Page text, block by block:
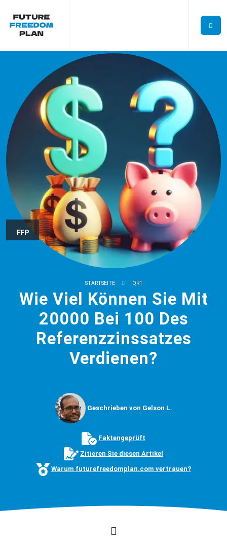
FFP
STARTSEITE QR1
Wie Viel Können Sie Mit
20000 Bei 100 Des
Referenzzinssatzes
Verdienen?
Geschrieben von Gelson L.
Faktengeprüft
Zitieren Sie diesen Artikel
Warum futurefreedomplan.com vertrauen?